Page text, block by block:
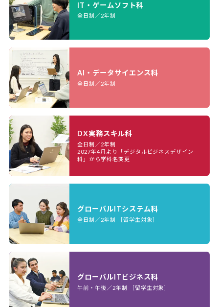
IT・ゲームソフト科
全日制／2年制
AI・データサイエンス科
全日制／2年制
DX実務スキル科
全日制／2年制
2027年4月より「デジタルビジネスデザイン
科」から学科名変更
グローバルITシステム科
全日制／2年制 ［留学生対象］
グローバルITビジネス科
午前・午後／2年制 ［留学生対象］